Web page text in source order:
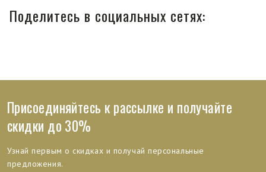
Поделитесь в социальных сетях:
Присоединяйтесь к рассылке и получайте
скидки до 30%
Узнай первым о скидках и получай персональные
предложения.